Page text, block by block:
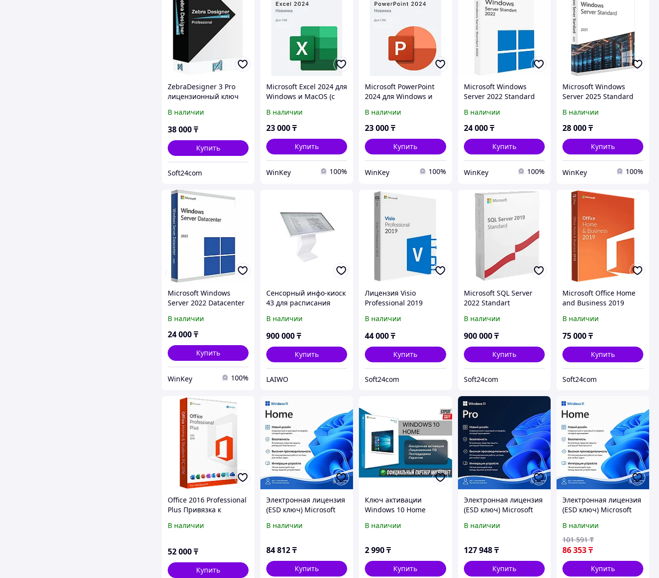
ZebraDesigner 3 Pro
лицензионный ключ
В наличии
38 000₸
Купить
Soft24com
Microsoft Excel 2024 для
Windows и MacOS (с
В наличии
23 000₸
Купить
WinKey 100%
Microsoft PowerPoint
2024 для Windows и
В наличии
23 000₸
Купить
WinKey 100%
Microsoft Windows
Server 2022 Standard
В наличии
24 000 ₸
Купить
WinKey 100%
Microsoft Windows
Server 2025 Standard
В наличии
28 000₸
Купить
WinKey 100%
Microsoft Windows
Server 2022 Datacenter
В наличии
24 000₸
Купить
WinKey 100%
Сенсорный инфо-киоск
43 для расписания
решение для школ,
колледжей и вузов
В наличии
900 000₸
Купить
LAIWO
Лицензия Visio
Professional 2019
записи
В наличии
44 000₸
Купить
Soft24com
Microsoft SQL Server
2022 Standart
В наличии
900 000 ₸
Купить
Soft24com
Microsoft Office Home
and Business 2019
Only Medialess.
В наличии
75 000₸
Купить
Soft24com
Office 2016 Professional
Plus Привязка к
В наличии
52 000₸
Купить
Электронная лицензия
(ESD ключ) Microsoft
В наличии
84 812₸
Купить
Ключ активации
Windows 10 Home
В наличии
2 990₸
Купить
Электронная лицензия
(ESD ключ) Microsoft
В наличии
127 948 ₸
Купить
Электронная лицензия
(ESD ключ) Microsoft
В наличии
86 353₸
101 591 ₸
Купить